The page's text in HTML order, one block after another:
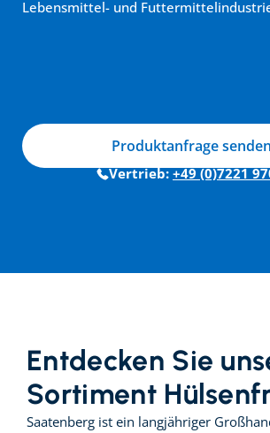
Lebensmittel- und
Vertrieb: +49 (0)7221
Produktanfrage senden
Entdecken Sie
Sortiment
Saatenberg ist ein langjähriger